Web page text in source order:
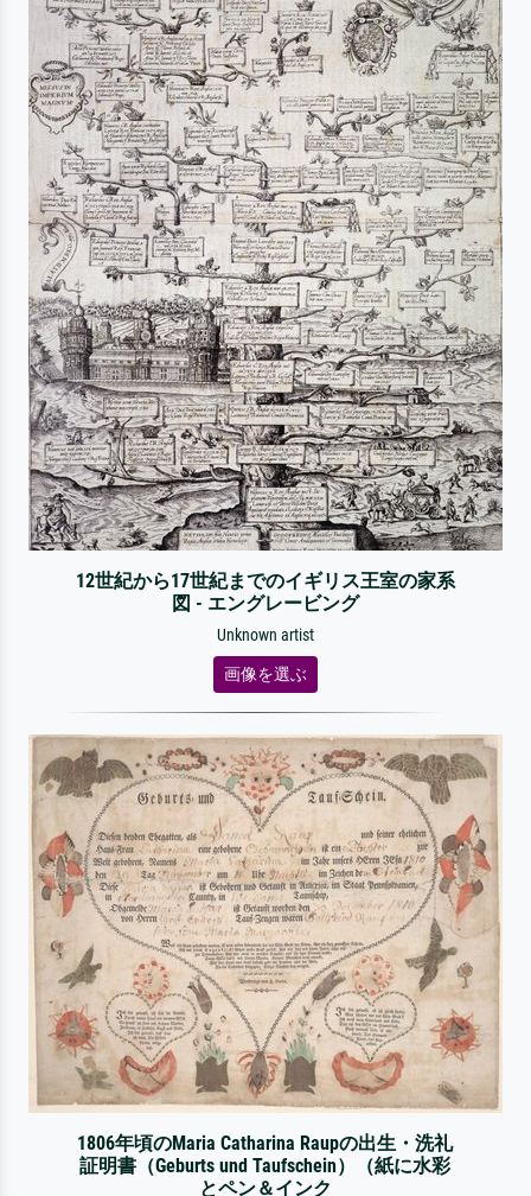
12世紀から17世紀までのイギリス王室の家系
図 - エングレービング
Unknown artist
画像を選ぶ
1806年頃のMaria Catharina Raupの出生・洗礼
証明書（Geburts und Taufschein）（紙に水彩
とペン＆インク